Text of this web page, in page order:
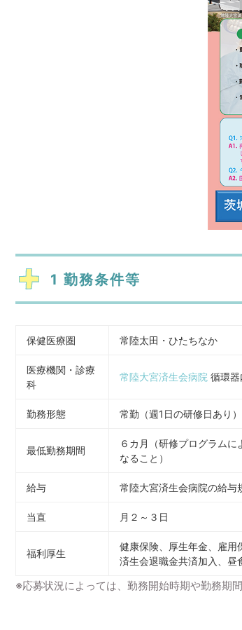
1 勤務条件等
保健医療圏 常陸太田・ひたちなか
医療機関・診療
科
常陸大宮済生会病院 循環
勤務形態 常勤（週1日の研修日あり）
最低勤務期間
６カ月（研修プログラム
なること）
給与 常陸大宮済生会病院の給与
当直 月２～３日
福利厚生
健康保険、厚生年金、雇用
済生会退職金共済加入、昼
※応募状況によっては、勤務開始時期や勤務期